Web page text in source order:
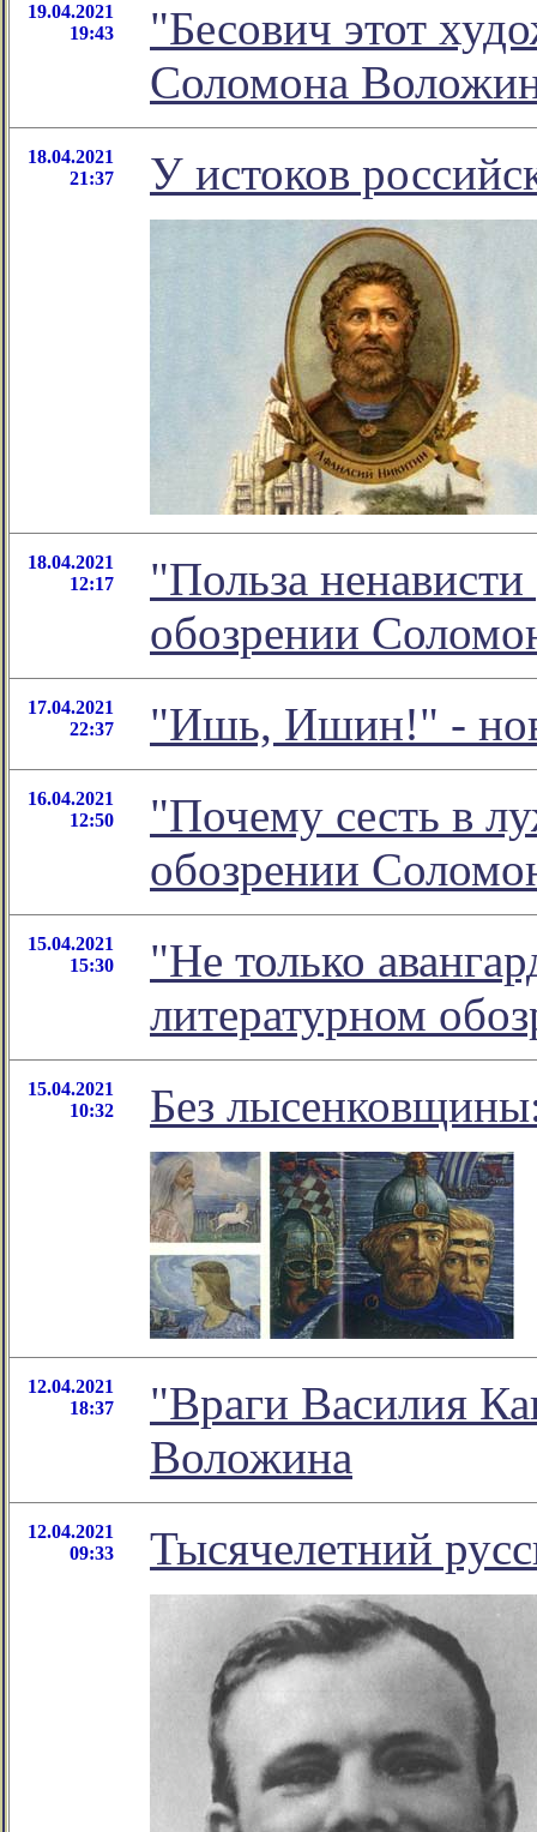
19.04.2021
19:43
"Бесович этот
Соломона
18.04.2021
21:37
У истоков
18.04.2021
12:17
"Польза
обозрении
17.04.2021
22:37
"Ишь, Ишин!" -
16.04.2021
12:50
"Почему сесть в
обозрении
15.04.2021
15:30
"Не только
литературном
15.04.2021
10:32
Без
12.04.2021
18:37
"Враги Василия
Воложина
12.04.2021
09:33
Тысячелетний